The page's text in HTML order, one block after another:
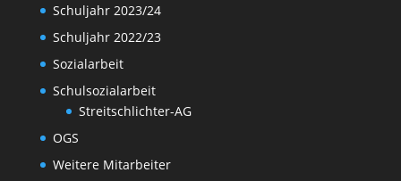
Schuljahr 2023/24
Schuljahr 2022/23
Sozialarbeit
Schulsozialarbeit
Streitschlichter-AG
OGS
Weitere Mitarbeiter